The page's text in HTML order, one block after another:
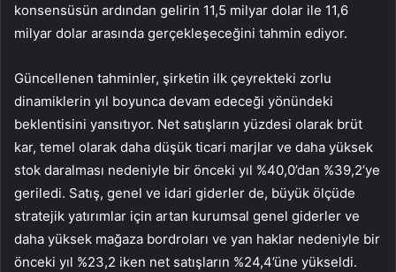
konsensüsün ardından gelirin 11,5 milyar dolar ile 11,6
milyar dolar arasında gerçekleşeceğini tahmin ediyor.
Güncellenen tahminler, şirketin ilk çeyrekteki zorlu
dinamiklerin yıl boyunca devam edeceği yönündeki
beklentisini yansıtıyor. Net satışların yüzdesi olarak brüt
kar, temel olarak daha düşük ticari marjlar ve daha yüksek
stok daralması nedeniyle bir önceki yıl %40,0’dan %39,2’ye
geriledi. Satış, genel ve idari giderler de, büyük ölçüde
stratejik yatırımlar için artan kurumsal genel giderler ve
daha yüksek mağaza bordroları ve yan haklar nedeniyle bir
önceki yıl %23,2 iken net satışların %24,4’üne yükseldi.